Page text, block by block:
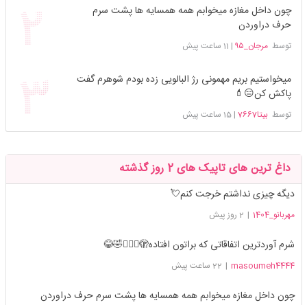
چون داخل مغازه میخوابم همه همسایه ها پشت سرم
حرف دراوردن
توسطمرجان_۹۵ | 11 ساعت پیش
میخواستیم بریم مهمونی رژ البالویی زده بودم شوهرم گفت
پاکش کن😑💄
توسطبیتا7667 |15 ساعت پیش
داغ ترین های تاپیک های 2 روز گذشته
دیگه چیزی نداشتم خرجت کنم💘
مهربانو_1404 | 2 روز پیش
شرم آوردترین اتفاقاتی که براتون افتاده🫣🤦🏻‍♀️🤣😂
masoumeh4444
| 22 ساعت پیش
چون داخل مغازه میخوابم همه همسایه ها پشت سرم حرف دراوردن